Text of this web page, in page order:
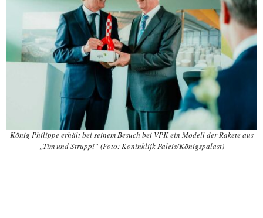
König Philippe erhält bei seinem Besuch bei VPK ein Modell der Rakete aus
„Tim und Struppi“ (Foto: Koninklijk Paleis/Königspalast)